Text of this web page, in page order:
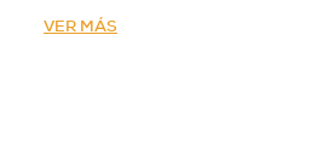
VER MÁS